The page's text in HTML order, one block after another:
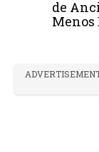
de
Menos